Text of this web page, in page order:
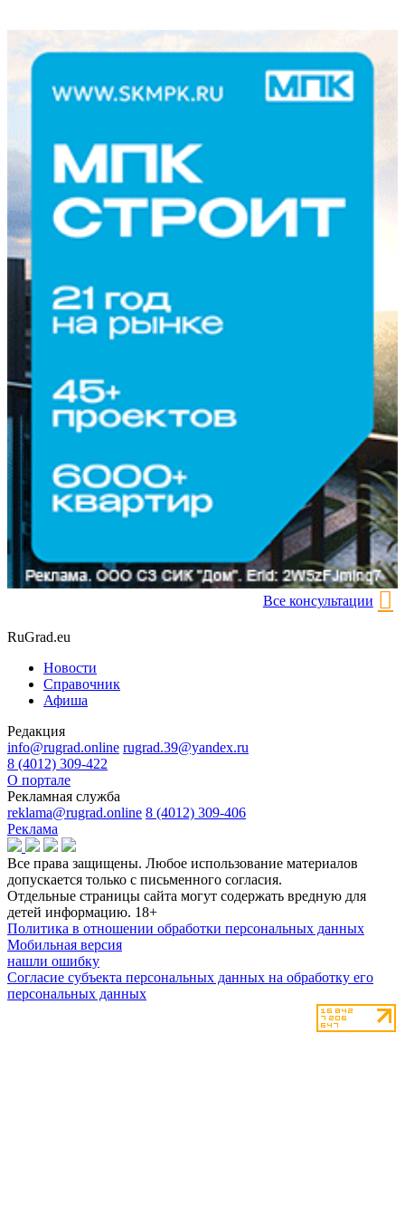
Все консультации
RuGrad.eu
Новости
Справочник
Афиша
Редакция
info@rugrad.online rugrad.39@yandex.ru
8 (4012) 309-422
О портале
Рекламная служба
reklama@rugrad.online 8 (4012) 309-406
Реклама
Все права защищены. Любое использование материалов
допускается только с письменного согласия.
Отдельные страницы сайта могут содержать вредную для
детей информацию. 18+
Политика в отношении обработки персональных данных
Мобильная версия
нашли ошибку
Согласие субъекта персональных данных на обработку его
персональных данных